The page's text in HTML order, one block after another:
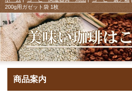
200g用ガゼット袋 1枚
商品案内